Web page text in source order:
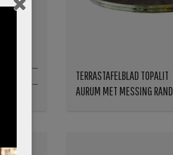
TERRASTAFELBLAD TOPALIT
AURUM MET MESSING RAND